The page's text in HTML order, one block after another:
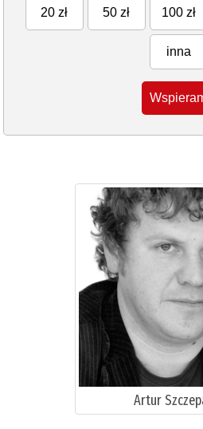
20 zł 50 zł 100 zł
inna
Artur